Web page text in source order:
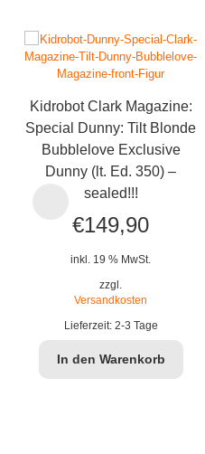
Kidrobot Clark Magazine:
Special Dunny: Tilt Blonde
Bubblelove Exclusive
Dunny (lt. Ed. 350) –
sealed!!!
€149,90
inkl. 19 % MwSt.
zzgl.
Versandkosten
Lieferzeit: 2-3 Tage
In den Warenkorb